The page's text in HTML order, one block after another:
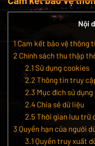
Nội
1 Cam kết bảo vệ thông
2 Chính sách thu thập
2.1 Sử dụng cookies
2.2 Thông tin truy
2.3 Mục đích sử
2.4Chia sẻ dữ liệu
2.5 Thời gian lưu trữ
3 Quyền hạn của người
3.1 Quyền truy xuất